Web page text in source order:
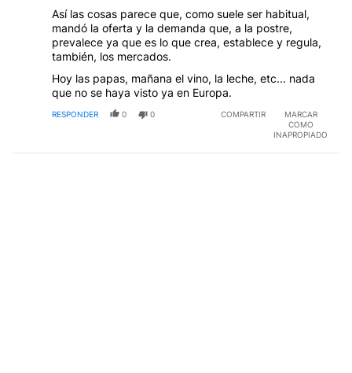
Así las cosas parece que, como suele ser habitual,
mandó la oferta y la demanda que, a la postre,
prevalece ya que es lo que crea, establece y regula,
también, los mercados.
Hoy las papas, mañana el vino, la leche, etc... nada
que no se haya visto ya en Europa.
RESPONDER 0 0 COMPARTIR
MARCAR
COMO
INAPROPIADO